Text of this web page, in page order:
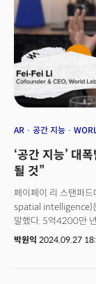
AR 공간 지능
‘공간 지능’ 대
될 것”
페이페이 리 스탠퍼
spatial intelligence)
말했다. 5억4200만
폭발적으로 늘어난 것
박원익 2024.09.27